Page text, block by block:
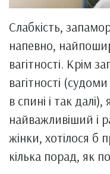
Слабкість,
напевно,
вагітності. Крім
вагітності
в спині і так далі),
найважливіший і
жінки, хотілося б
кілька порад, як